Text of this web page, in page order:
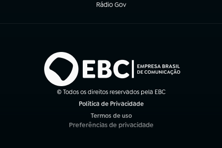
Rádio Gov
(abre em nova aba)
© Todos os direitos reservados pela EBC
Política de Privacidade
Termos de uso
(abre em nova aba)
Preferências de privacidade